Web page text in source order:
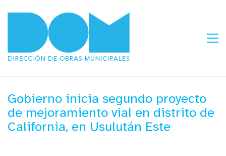
Gobierno inicia segundo proyecto
de mejoramiento vial en distrito de
California, en Usulután Este